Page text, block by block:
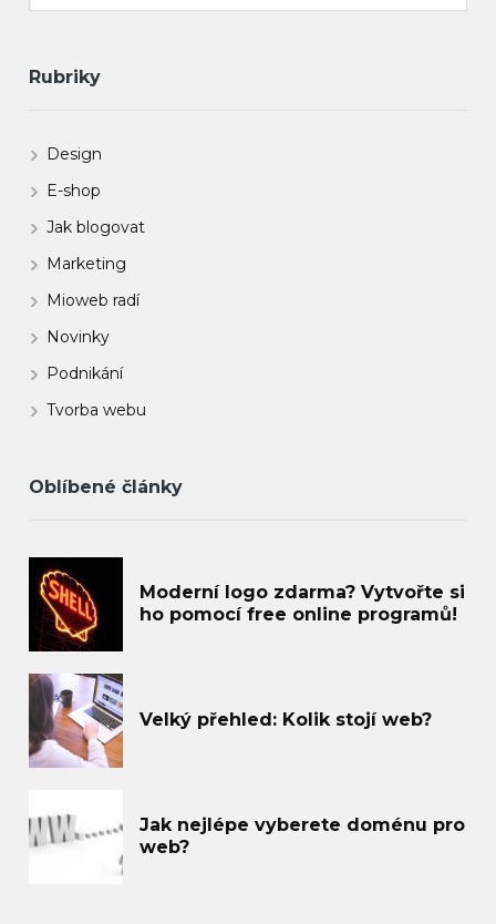
Rubriky
Design
E-shop
Jak blogovat
Marketing
Mioweb radí
Novinky
Podnikání
Tvorba webu
Oblíbené články
Moderní logo zdarma? Vytvořte si
ho pomocí free online programů!
Velký přehled: Kolik stojí web?
Jak nejlépe vyberete doménu pro
web?